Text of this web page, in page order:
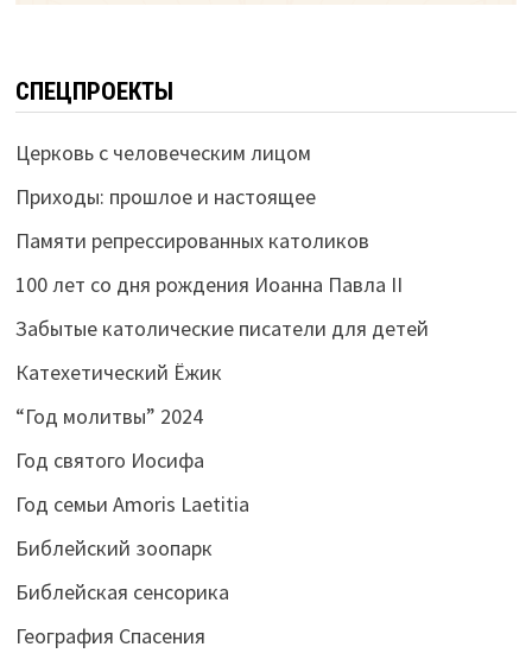
СПЕЦПРОЕКТЫ
Церковь с человеческим лицом
Приходы: прошлое и настоящее
Памяти репрессированных католиков
100 лет со дня рождения Иоанна Павла II
Забытые католические писатели для детей
Катехетический Ёжик
“Год молитвы” 2024
Год святого Иосифа
Год семьи Amoris Laetitia
Библейский зоопарк
Библейская сенсорика
География Спасения